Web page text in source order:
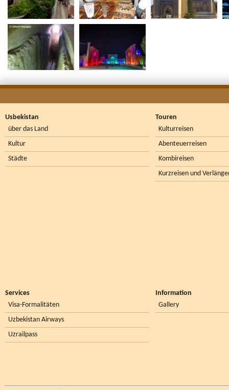
Usbekistan
über das Land
Kultur
Städte
Touren
Kulturreisen
Abenteuerreisen
Kombireisen
Kurzreisen und
Services
Visa-Formalitäten
Uzbekistan Airways
Uzrailpass
Information
Gallery